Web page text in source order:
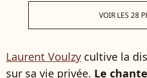
VOIR LES 28
Laurent Voulzy cultive la
sur sa vie privée. Le